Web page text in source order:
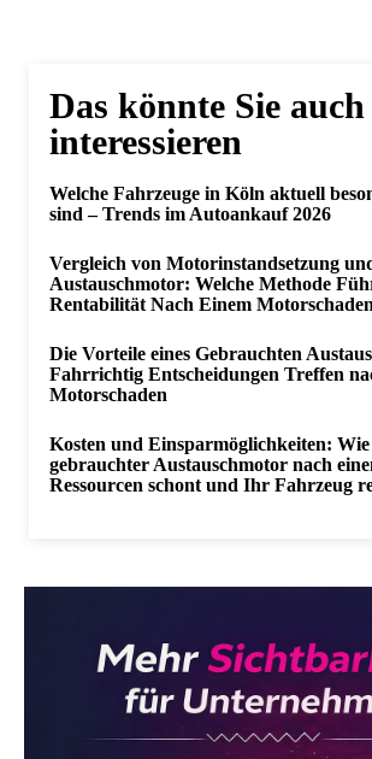
Das könnte Sie auch
interessieren
Welche Fahrzeuge in Köln aktuell
sind – Trends im Autoankauf 2026
Vergleich von Motorinstandsetzung
Austauschmotor: Welche Methode
Rentabilität Nach Einem
Die Vorteile eines Gebrauchten
Fahrrichtig Entscheidungen Treffen
Motorschaden
Kosten und Einsparmöglichkeiten: Wie
gebrauchter Austauschmotor nach
Ressourcen schont und Ihr Fahrzeug